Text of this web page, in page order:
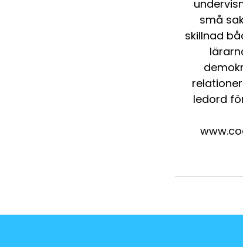
små
skillnad
ledord